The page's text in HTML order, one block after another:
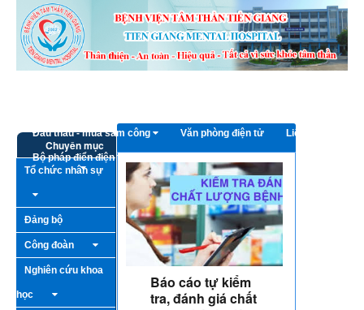
Truy cập nội dung luôn
Đấu thầu - mua sắm công Văn phòng điện tử Liên hệ
Bộ pháp điển điện tử
Chuyên mục
Tổ chức nhân sự
Đảng bộ
Công đoàn
Nghiên cứu khoa
học
Báo cáo tự kiểm
tra, đánh giá chất